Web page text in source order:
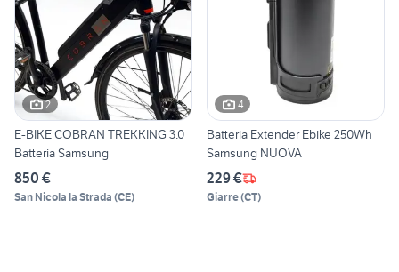
2
E-BIKE COBRAN TREKKING 3.0
Batteria Samsung
850 €
San Nicola la Strada (CE)
4
Batteria Extender Ebike 250Wh
Samsung NUOVA
229 €
Giarre(CT)